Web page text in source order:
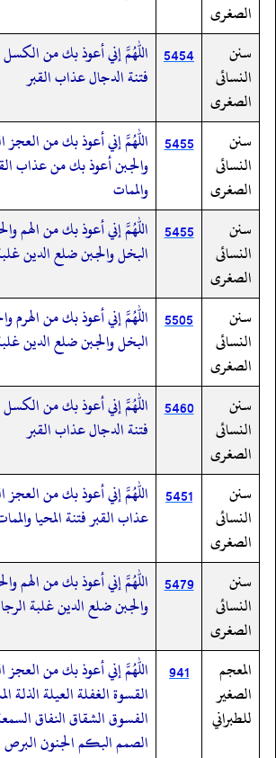
الصغرى
سنن
النسائى
الصغرى
5454 اللهم إني أعوذ بك من الكسل
فتنة الدجال عذاب القبر
سنن
النسائى
الصغرى
5455 اللهم إني أعوذ بك من
والجبن أعوذ بك من عذاب
والممات
سنن
النسائى
الصغرى
5455 اللهم إني أعوذ بك من الهم
البخل والجبن ضلع الدين
سنن
النسائى
الصغرى
5505 اللهم إني أعوذ بك من الهرم
البخل والجبن ضلع الدين
سنن
النسائى
الصغرى
5460 اللهم إني أعوذ بك من الكسل
فتنة الدجال عذاب القبر
سنن
النسائى
الصغرى
5451
اللهم إني أعوذ بك من
عذاب القبر فتنة المحيا
سنن
النسائى
الصغرى
5479 اللهم إني أعوذ بك من الهم
والجبن ضلع الدين غلبة
المعجم
الصغير
للطبراني
941
اللهم إني أعوذ بك من
القسوة الغفلة العيلة
الفسوق الشقاق النفاق
الصمم البكم الجنون البرص